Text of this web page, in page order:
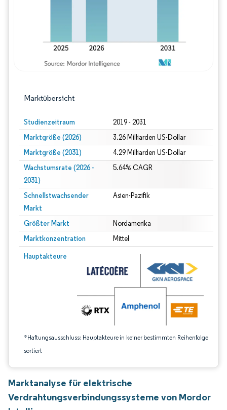
Marktübersicht
Studienzeitraum 2019 - 2031
Marktgröße (2026) 3.26 Milliarden US-Dollar
Marktgröße (2031) 4.29 Milliarden US-Dollar
Wachstumsrate (2026 -
2031)
5.64% CAGR
Schnellstwachsender
Markt
Asien-Pazifik
Größter Markt Nordamerika
Marktkonzentration Mittel
Hauptakteure
*Haftungsausschluss: Hauptakteure in keiner bestimmten Reihenfolge
sortiert
Bild © Mordor Intelligence. Wiederverwendung erfordert Namensnennung
Marktanalyse für elektrische
Verdrahtungsverbindungssysteme von Mordor